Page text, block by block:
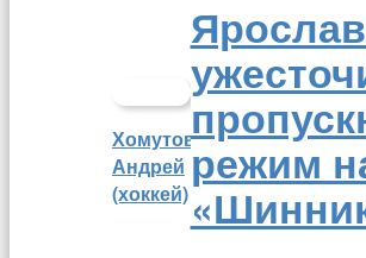
Хомутов
Андрей
(хоккей)
режим